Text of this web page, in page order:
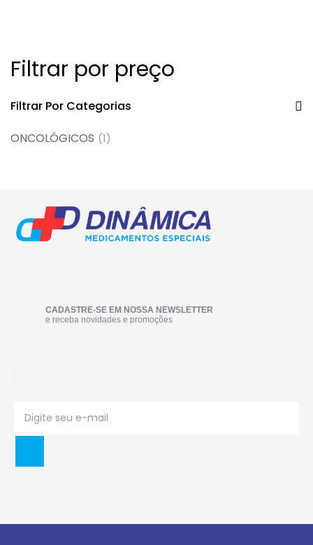
Filtrar por preço
Filtrar Por Categorias
ONCOLÓGICOS (1)
CADASTRE-SE EM NOSSA NEWSLETTER
e receba novidades e promoções